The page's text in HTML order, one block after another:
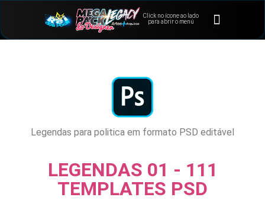
Click no ícone ao lado
para abrir o menú
Legendas para politica em formato PSD editável
LEGENDAS 01 - 111
TEMPLATES PSD